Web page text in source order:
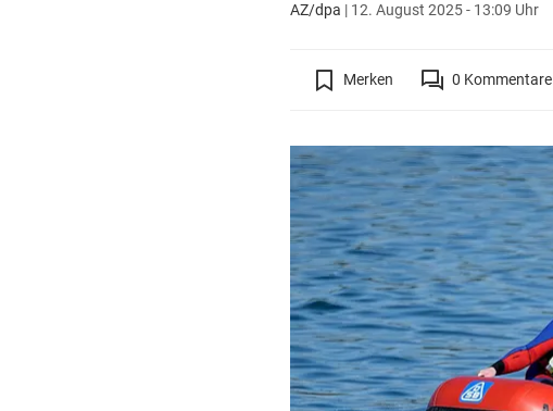
AZ/dpa | 12. August 2025 - 13:09 Uhr
Merken 0 Kommentare